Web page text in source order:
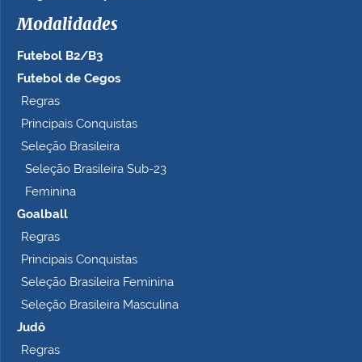
o
o
m
e
t
Modalidades
Futebol B2/B3
Futebol de Cegos
Regras
Principais Conquistas
Seleção Brasileira
Seleção Brasileira Sub-23
Feminina
Goalball
Regras
Principais Conquistas
Seleção Brasileira Feminina
Seleção Brasileira Masculina
Judô
Regras